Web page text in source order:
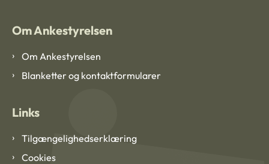
Om Ankestyrelsen
Om Ankestyrelsen
Blanketter og kontaktformularer
Links
Tilgængelighedserklæring
Cookies